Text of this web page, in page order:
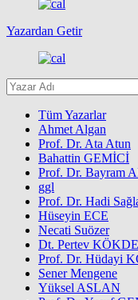
Yazardan Getir
Tüm Yazarlar
Ahmet Algan
Prof. Dr. Ata Atun
Bahattin GEMİCİ
Prof. Dr. Bayram
ggl
Prof. Dr. Hadi
Hüseyin ECE
Necati Suözer
Dt. Pertev
Prof. Dr. Hüdayi
Sener Mengene
Yüksel ASLAN